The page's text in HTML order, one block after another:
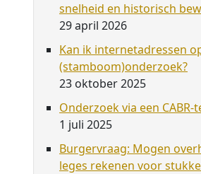
snelheid en historisch
29 april 2026
Kan ik internetadressen
(stamboom)onderzoek?
23 oktober 2025
Onderzoek via een CABR-
1 juli 2025
Burgervraag: Mogen
leges rekenen voor